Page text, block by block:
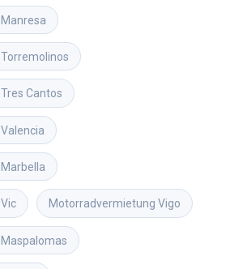
Manresa
Torremolinos
Tres Cantos
Valencia
Marbella
Vic Motorradvermietung Vigo
Maspalomas